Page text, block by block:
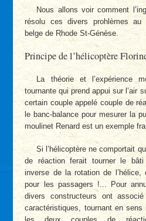
Nous allons voir comment
résolu ces divers prohlèmes au
belge de Rhode St-Génèse.
Principe de l’hélicoptère
La théorie et l’expérience
tournante qui prend appui sur l’air
certain couple appelé couple de
le banc-balance pour mesurer la
moulinet Renard est un exemple
Si l’hélicoptère ne comportait
de réaction ferait tourner le
inverse de la rotation de
pour les passagers !... Pour
divers constructeurs ont
caractéristiques, tournant en